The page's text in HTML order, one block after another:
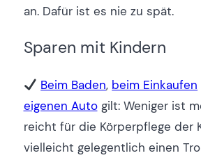
an. Dafür ist es nie zu spät.
Sparen mit Kindern
Beim Baden, beim Einkaufen
eigenen Autogilt: Weniger ist
reicht für die Körperpflege der
vielleicht gelegentlich einen